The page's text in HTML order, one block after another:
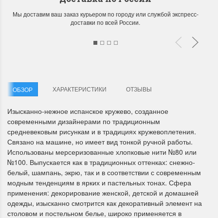
Мы доставим ваш заказ курьером по городу или службой экспресс-
доставки по всей России.
ОБЗОР ХАРАКТЕРИСТИКИ ОТЗЫВЫ
Изысканно-нежное испанское кружево, созданное
современными дизайнерами по традиционным
средневековым рисункам и в традициях кружевоплетения.
Связано на машине, но имеет вид тонкой ручной работы.
Использованы мерсеризованные хлопковые нити №80 или
№100. Выпускается как в традиционных оттенках: снежно-
белый, шампань, экрю, так и в соответствии с современным
модным тенденциям в ярких и пастельных тонах. Сфера
применения: декорирование женской, детской и домашней
одежды, изысканно смотрится как декоративный элемент на
столовом и постельном белье, широко применяется в